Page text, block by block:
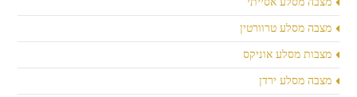
מצבה מסלע טרוורטין
מצבות מסלע אוניקס
מצבה מסלע ירדן